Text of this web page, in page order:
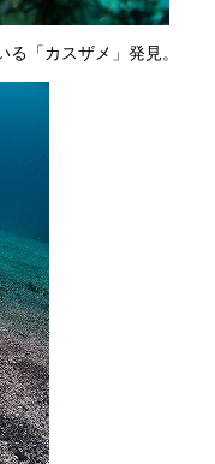
「カスザメ」発見。